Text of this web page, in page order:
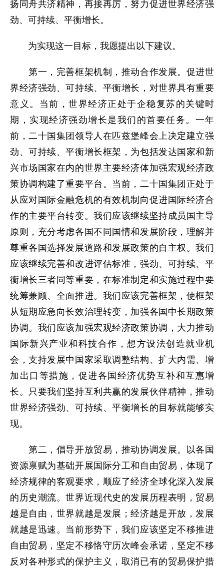
扬同舟共济精神，再接再厉，努力促进世界经济强
劲、可持续、平衡增长。
为实现这一目标，我愿提出以下建议。
第一，完善框架机制，推动合作发展。促进世
界经济强劲、可持续、平衡增长，对世界具有重要
意义。当前，世界经济正处于企稳复苏的关键时
期，实现经济强劲增长是我们的首要任务。一年
前，二十国集团领导人在匹兹堡峰会上决定建立强
劲、可持续、平衡增长框架，为包括发达国家和新
兴市场国家在内的世界主要经济体加强宏观经济政
策协调构建了重要平台。当前，二十国集团正处于
从应对国际金融危机的有效机制向促进国际经济合
作的主要平台转变。我们应该继续坚持成员国主导
原则，充分考虑各国不同国情和发展阶段，理解并
尊重各国选择发展道路和发展政策的自主权。我们
应该继续完善和改进评估标准，强劲、可持续、平
衡增长三者同等重要，在标准制定和实施过程中要
统筹兼顾、全面推进。我们应该完善框架，使框架
从短期应急向长效治理转变，加强各国中长期政策
协调。我们应该加强宏观经济政策协调，大力推动
国际新兴产业和科技合作，想方设法创造就业机
会，支持发展中国家采取调整结构、扩大内需、增
加出口等措施，促进各国经济优势互补和互惠增
长。只要我们坚持互利共赢的发展伙伴精神，推动
世界经济强劲、可持续、平衡增长的目标就能够实
现。
第二，倡导开放贸易，推动协调发展。以各国
资源禀赋为基础开展国际分工和自由贸易，体现了
经济规律的客观要求，顺应了经济全球化深入发展
的历史潮流。世界近现代史的发展历程表明，贸易
越是自由，世界就越是发展；经济越是开放，发展
就越是迅速。当前形势下，我们应该坚定不移推进
自由贸易，坚定不移恪守历次峰会承诺，坚定不移
反对各种形式的保护主义，取消已有的贸易保护措